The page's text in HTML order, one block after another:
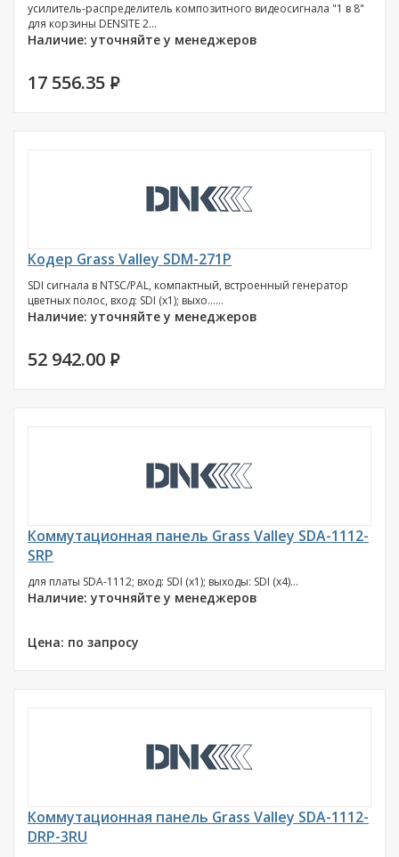
усилитель-распределитель композитного видеосигнала "1 в 8"
для корзины DENSITE 2...
Наличие: уточняйте у менеджеров
17 556.35 P
Кодер Grass Valley SDM-271P
SDI сигнала в NTSC/PAL, компактный, встроенный генератор
цветных полос, вход: SDI (х1); выхо......
Наличие: уточняйте у менеджеров
52 942.00 P
Коммутационная панель Grass Valley SDA-1112-
SRP
для платы SDA-1112; вход: SDI (х1); выходы: SDI (х4)...
Наличие: уточняйте у менеджеров
Цена: по запросу
Коммутационная панель Grass Valley SDA-1112-
DRP-3RU